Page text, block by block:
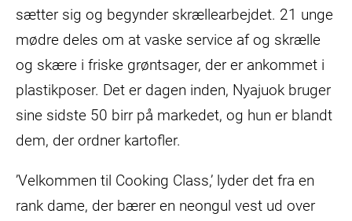
sætter sig og begynder skrællearbejdet. 21 unge
mødre deles om at vaske service af og skrælle
og skære i friske grøntsager, der er ankommet i
plastikposer. Det er dagen inden, Nyajuok bruger
sine sidste 50 birr på markedet, og hun er blandt
dem, der ordner kartofler.
’Velkommen til Cooking Class,’ lyder det fra en
rank dame, der bærer en neongul vest ud over